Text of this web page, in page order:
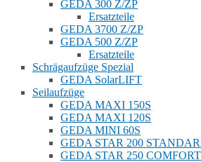
GEDA 300 Z/ZP
Ersatzteile
GEDA 3700 Z/ZP
GEDA 500 Z/ZP
Ersatzteile
Schrägaufzüge Spezial
GEDA SolarLIFT
Seilaufzüge
GEDA MAXI 150S
GEDA MAXI 120S
GEDA MINI 60S
GEDA STAR 200
GEDA STAR 250 COMFORT